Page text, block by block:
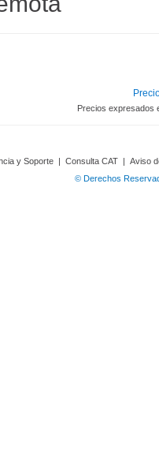
Precios expresados
y Soporte | Consulta CAT | Aviso
© Derechos